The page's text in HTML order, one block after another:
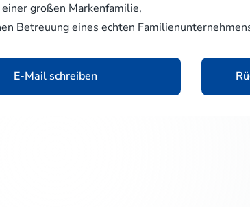
großen Markenfamilie,
Betreuung eines echten
E-Mail schreiben